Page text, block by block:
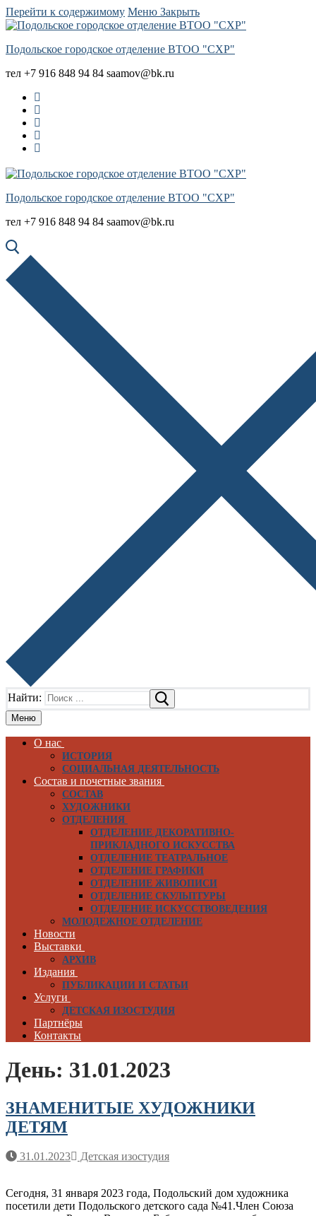
Перейти к содержимому Меню Закрыть
Подольское городское отделение ВТОО "СХР"
тел +7 916 848 94 84 saamov@bk.ru
Подольское городское отделение ВТОО "СХР"
тел +7 916 848 94 84 saamov@bk.ru
Найти:
Меню
О нас
ИСТОРИЯ
СОЦИАЛЬНАЯ ДЕЯТЕЛЬНОСТЬ
Состав и почетные звания
СОСТАВ
ХУДОЖНИКИ
ОТДЕЛЕНИЯ
ОТДЕЛЕНИЕ ДЕКОРАТИВНО-
ПРИКЛАДНОГО ИСКУССТВА
ОТДЕЛЕНИЕ ТЕАТРАЛЬНОЕ
ОТДЕЛЕНИЕ ГРАФИКИ
ОТДЕЛЕНИЕ ЖИВОПИСИ
ОТДЕЛЕНИЕ СКУЛЬПТУРЫ
ОТДЕЛЕНИЕ ИСКУССТВОВЕДЕНИЯ
МОЛОДЕЖНОЕ ОТДЕЛЕНИЕ
Новости
Выставки
АРХИВ
Издания
ПУБЛИКАЦИИ И СТАТЬИ
Услуги
ДЕТСКАЯ ИЗОСТУДИЯ
Партнёры
Контакты
День: 31.01.2023
ЗНАМЕНИТЫЕ ХУДОЖНИКИ
ДЕТЯМ
31.01.2023 Детская изостудия
Сегодня, 31 января 2023 года, Подольский дом художника
посетили дети Подольского детского сада №41.Член Союза